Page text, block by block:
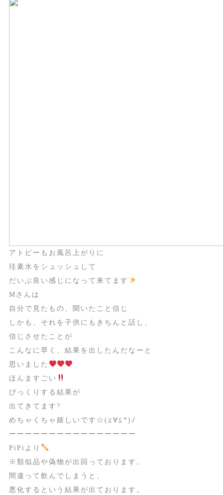
アトピーもお風呂上がりに
珪素水をシュッシュして
だいぶ良い感じになって来てます
Mさんは
自分で見たもの、聞いたこと信じ
しかも、それを子供にもきちんと話し、
信じさせたことが
こんなに早く、結果を出したんだなーと
思いました
ほんますごい
びっくりする結果が
出てきてます ?
めちゃくちゃ嬉しいです☆(≧∀≦*)ﾉ
ーーーーーーーーーーーーーーーー
PiPiより
※類似品や偽物が出回っております。
間違って飲んでしまうと、
悪化するという結果が出ております。